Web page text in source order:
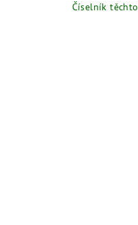
Číselník